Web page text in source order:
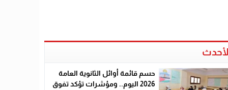
حسم قائمة أوائل الثانوية العامة
2026 اليوم.. ومؤشرات تؤكد تفوق